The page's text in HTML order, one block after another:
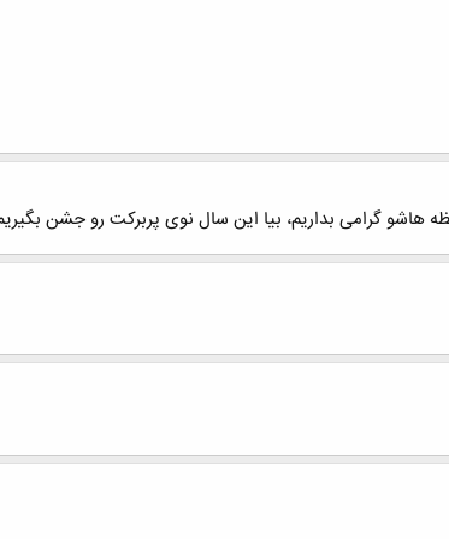
هاشو گرامی بداریم، بیا این سال نوی پربرکت رو جشن